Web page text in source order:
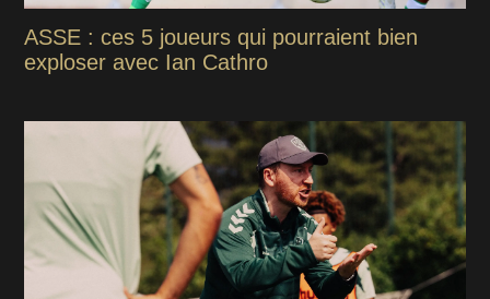
ASSE : ces 5 joueurs qui pourraient bien
exploser avec Ian Cathro